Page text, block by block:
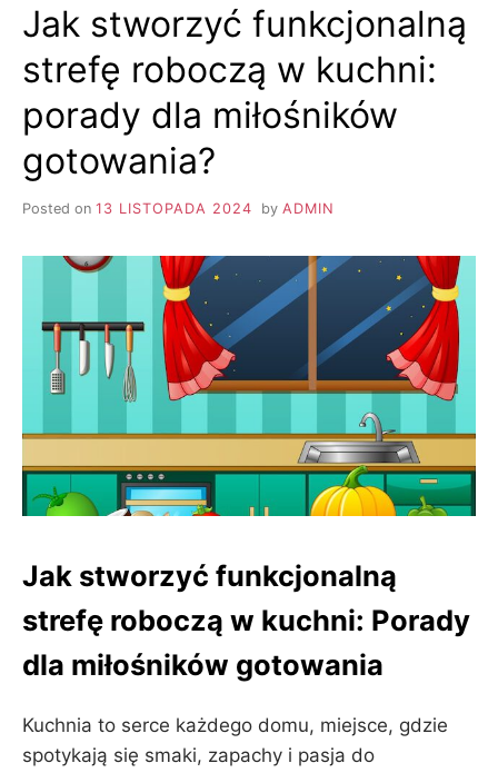
UPOMINEK
DLA
Jak stworzyć funkcjonalną
strefę roboczą w kuchni:
porady dla miłośników
gotowania?
Posted on 13 LISTOPADA 2024 by ADMIN
Jak stworzyć funkcjonalną
strefę roboczą w kuchni: Porady
dla miłośników gotowania
Kuchnia to serce każdego domu, miejsce, gdzie
spotykają się smaki, zapachy i pasja do